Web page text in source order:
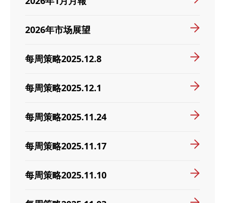
2026年市场展望
每周策略2025.12.8
每周策略2025.12.1
每周策略2025.11.24
每周策略2025.11.17
每周策略2025.11.10